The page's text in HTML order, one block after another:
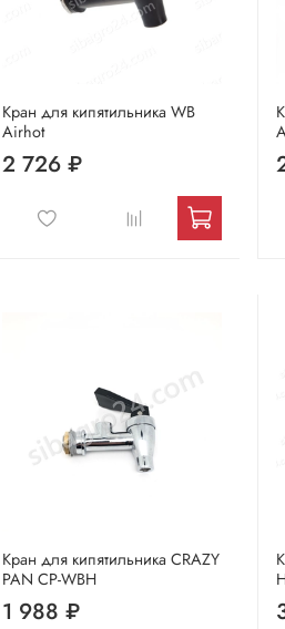
Кран для кипятильника WB
Airhot
2 726 ₽
Кран для кипятильника CRAZY
PAN CP-WBH
1 988 ₽